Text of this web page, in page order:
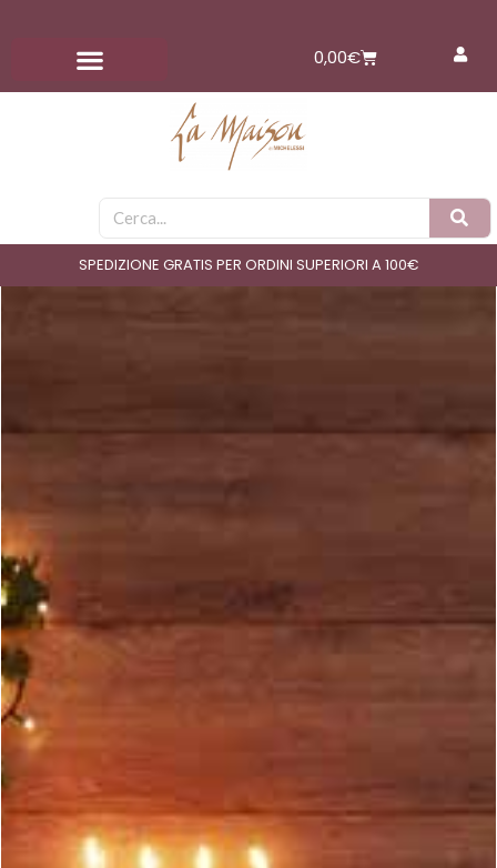
contenuto
0,00€Carrello
Cerca
SPEDIZIONE GRATIS PER ORDINI SUPERIORI A 100€